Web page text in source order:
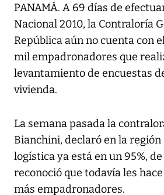
PANAMÁ. A 69 días de
Nacional 2010, la Contraloría
República aún no cuenta con
mil empadronadores que
levantamiento de encuestas
vivienda.
La semana pasada la
Bianchini, declaró en la región
logística ya está en un 95%,
reconoció que todavía les
más empadronadores.